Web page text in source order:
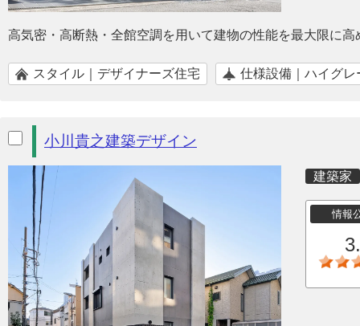
高気密・高断熱・全館空調を用いて建物の性能を最大限に
スタイル｜デザイナーズ住宅 仕様設備｜ハイグレ
小川貴之建築デザイン
建築家
情報